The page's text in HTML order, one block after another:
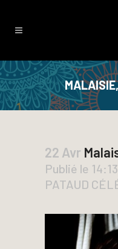
22 Avr
Publié le
PATAUD